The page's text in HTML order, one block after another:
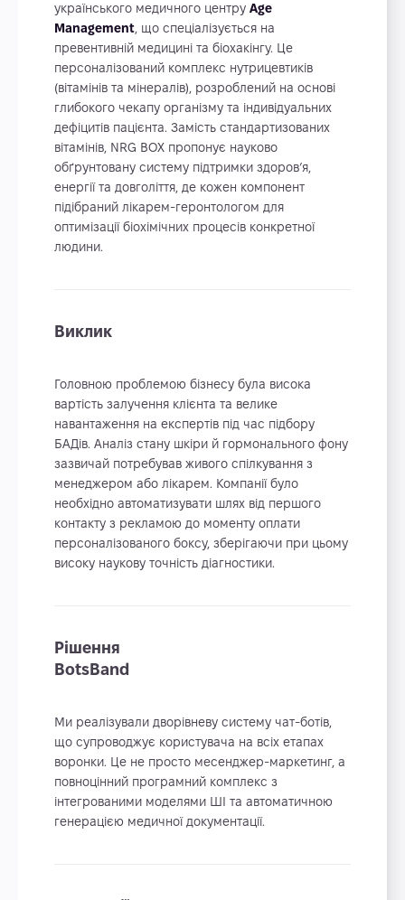
українського медичного центру Age
Management, що спеціалізується на
превентивній медицині та біохакінгу. Це
персоналізований комплекс нутрицевтиків
(вітамінів та мінералів), розроблений на основі
глибокого чекапу організму та індивідуальних
дефіцитів пацієнта. Замість стандартизованих
вітамінів, NRG BOX пропонує науково
обґрунтовану систему підтримки здоров’я,
енергії та довголіття, де кожен компонент
підібраний лікарем-геронтологом для
оптимізації біохімічних процесів конкретної
людини.
Виклик
Головною проблемою бізнесу була висока
вартість залучення клієнта та велике
навантаження на експертів під час підбору
БАДів. Аналіз стану шкіри й гормонального фону
зазвичай потребував живого спілкування з
менеджером або лікарем. Компанії було
необхідно автоматизувати шлях від першого
контакту з рекламою до моменту оплати
персоналізованого боксу, зберігаючи при цьому
високу наукову точність діагностики.
Рішення
BotsBand
Ми реалізували дворівневу систему чат-ботів,
що супроводжує користувача на всіх етапах
воронки. Це не просто месенджер-маркетинг, а
повноцінний програмний комплекс з
інтегрованими моделями ШІ та автоматичною
генерацією медичної документації.